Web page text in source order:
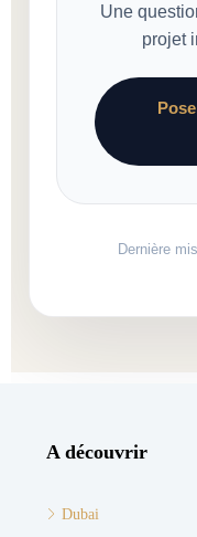
Une
projet
Dernière
A découvrir
Dubai